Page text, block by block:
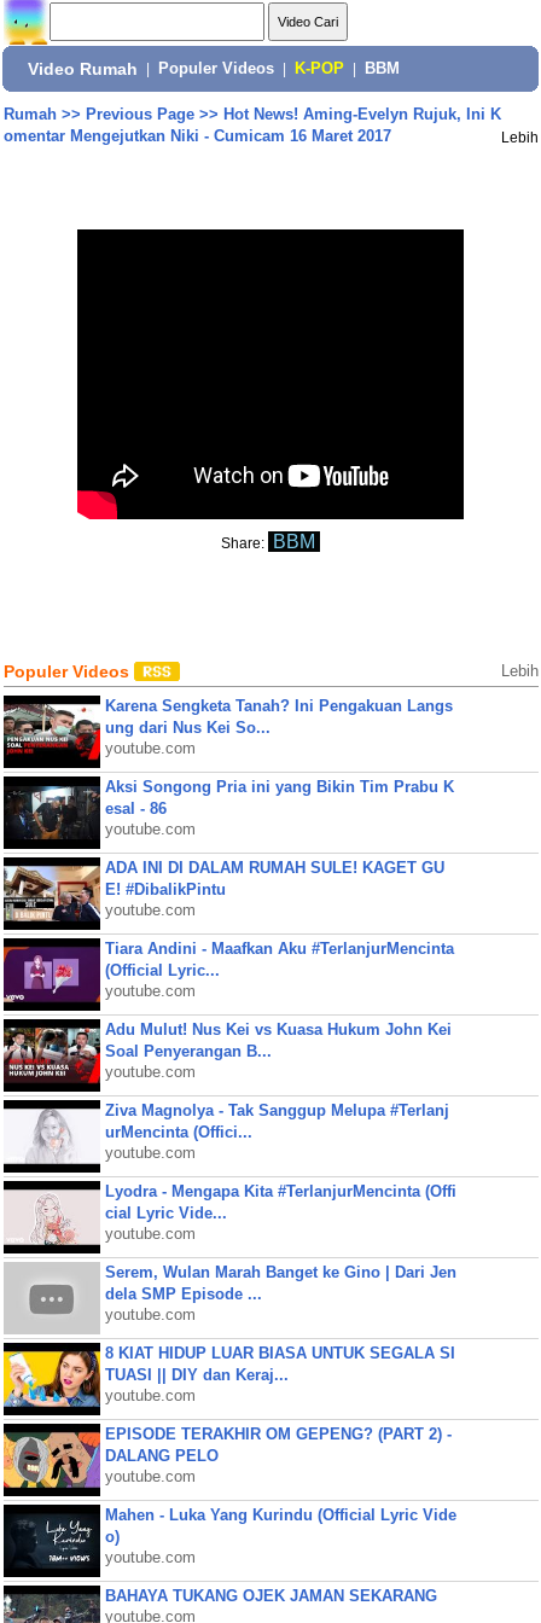
Video Rumah Populer Videos K-POP BBM
Rumah>> Previous Page>> Hot News! Aming-Evelyn Rujuk, Ini K
omentar Mengejutkan Niki - Cumicam 16 Maret 2017
Lebih
Share: BBM
Populer Videos Lebih
Karena Sengketa Tanah? Ini Pengakuan Langs
ung dari Nus Kei So...
youtube.com
Aksi Songong Pria ini yang Bikin Tim Prabu K
esal - 86
youtube.com
ADA INI DI DALAM RUMAH SULE! KAGET GU
E! #DibalikPintu
youtube.com
Tiara Andini - Maafkan Aku #TerlanjurMencinta
(Official Lyric...
youtube.com
Adu Mulut! Nus Kei vs Kuasa Hukum John Kei
Soal Penyerangan B...
youtube.com
Ziva Magnolya - Tak Sanggup Melupa #Terlanj
urMencinta (Offici...
youtube.com
Lyodra - Mengapa Kita #TerlanjurMencinta (Offi
cial Lyric Vide...
youtube.com
Serem, Wulan Marah Banget ke Gino | Dari Jen
dela SMP Episode ...
youtube.com
8 KIAT HIDUP LUAR BIASA UNTUK SEGALA SI
TUASI || DIY dan Keraj...
youtube.com
EPISODE TERAKHIR OM GEPENG? (PART 2) -
DALANG PELO
youtube.com
Mahen - Luka Yang Kurindu (Official Lyric Vide
o)
youtube.com
BAHAYA TUKANG OJEK JAMAN SEKARANG
youtube.com